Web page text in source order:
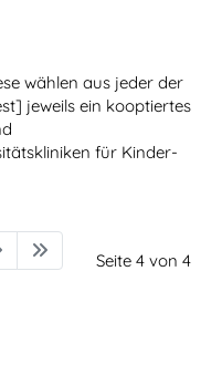
wählen aus jeder der
jeweils ein kooptiertes
für Kinder-
Seite 4 von 4